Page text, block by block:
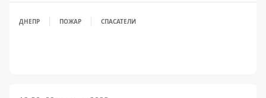
ДНЕПР ПОЖАР СПАСАТЕЛИ